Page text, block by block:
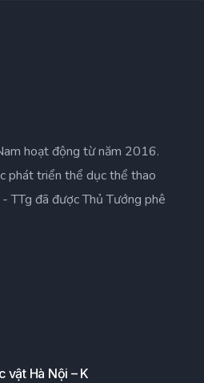
hoạt động từ năm 2016.
phát triển thể dục thể thao
đã được Thủ Tướng phê
vật Hà Nội – K